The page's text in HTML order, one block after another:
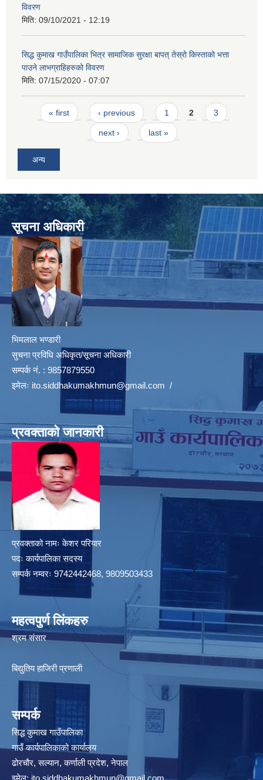
विवरण
मिति: 09/10/2021 - 12:19
सिद्ध कुमाख गाउँपालिका भित्र सामाजिक सुरक्षा बापत् तेस्रो किस्ताको भत्ता
पाउने लाभग्राहिहरुको विवरण
मिति: 07/15/2020 - 07:07
Pages
« first ‹ previous 1 2 3
next › last »
अन्य
सूचना अधिकारी
भिमलाल भण्डारी
सुचना प्रविधि अधिकृत/सूचना अधिकारी
सम्पर्क नं. : 9857879550
इमेलः ito.siddhakumakhmun@gmail.com /
प्रवक्ताको जानकारी
प्रवक्ताको नामः केशर परियार
पदः कार्यपालिका सदस्य
सम्पर्क नम्वरः 9742442468, 9809503433
महत्वपुर्ण लिंकहरु
श्रम संसार
बिद्युतिय हाजिरी प्रणाली
सम्पर्क
सिद्ध कुमाख गाउँपालिका
गाउँ कार्यपालिकाको कार्यालय
ढोरचौर, सल्यान, कर्णाली प्रदेश, नेपाल